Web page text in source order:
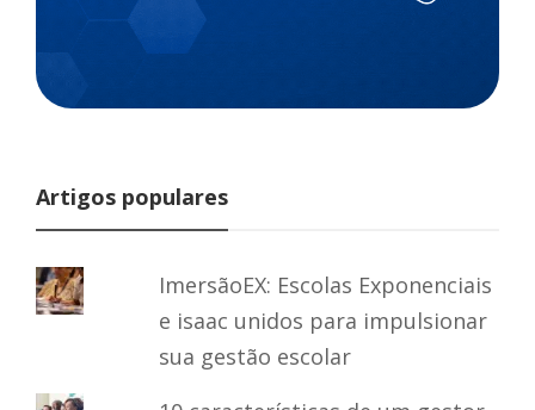
Artigos populares
ImersãoEX: Escolas Exponenciais
e isaac unidos para impulsionar
sua gestão escolar